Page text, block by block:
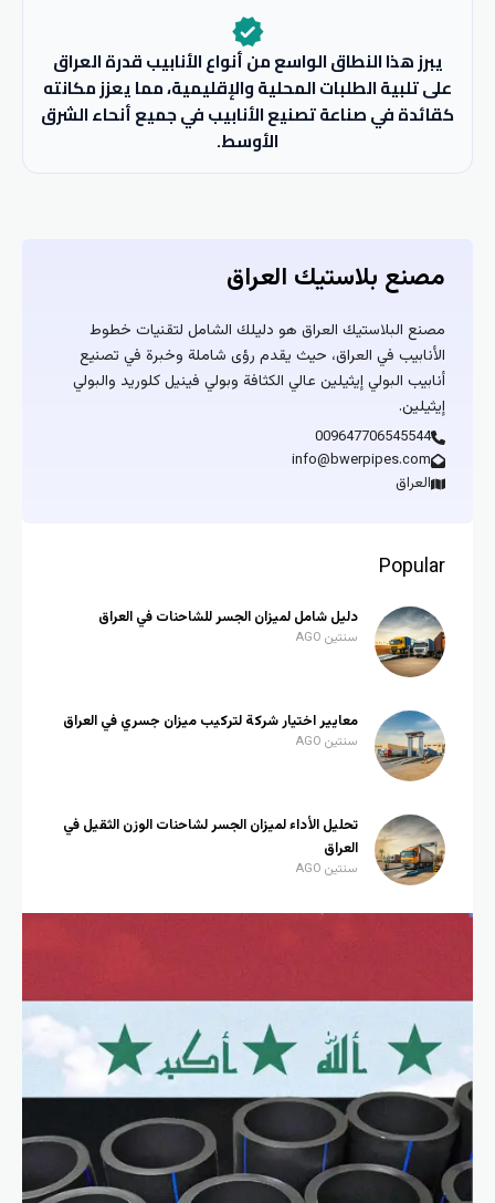
verified
يبرز هذا النطاق الواسع من أنواع الأنابيب قدرة العراق
على تلبية الطلبات المحلية والإقليمية، مما يعزز مكانته
كقائدة في صناعة تصنيع الأنابيب في جميع أنحاء الشرق
الأوسط.
مصنع بلاستيك العراق
مصنع البلاستيك العراق هو دليلك الشامل لتقنيات خطوط
الأنابيب في العراق، حيث يقدم رؤى شاملة وخبرة في تصنيع
أنابيب البولي إيثيلين عالي الكثافة وبولي فينيل كلوريد والبولي
إيثيلين.
009647706545544
info@bwerpipes.com
العراق
Popular
دليل شامل لميزان الجسر للشاحنات في العراق
سنتين AGO
معايير اختيار شركة لتركيب ميزان جسري في العراق
سنتين AGO
تحليل الأداء لميزان الجسر لشاحنات الوزن الثقيل في
العراق
سنتين AGO